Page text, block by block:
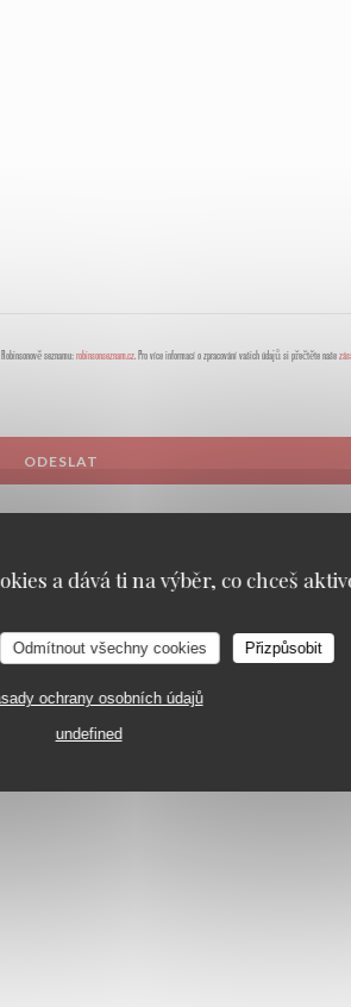
a dává ti na výběr, co chceš
Odmítnout všechny cookies Přizpůsobit
ochrany osobních údajů
undefined
seznamu: robinsonseznam.cz. Pro více informací o zpracování vašich údajů si přečtěte naše